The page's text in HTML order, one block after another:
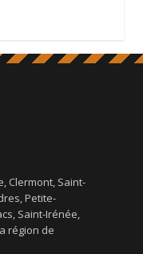
Clermont, Saint-
Petite-
Saint-Irénée,
région de